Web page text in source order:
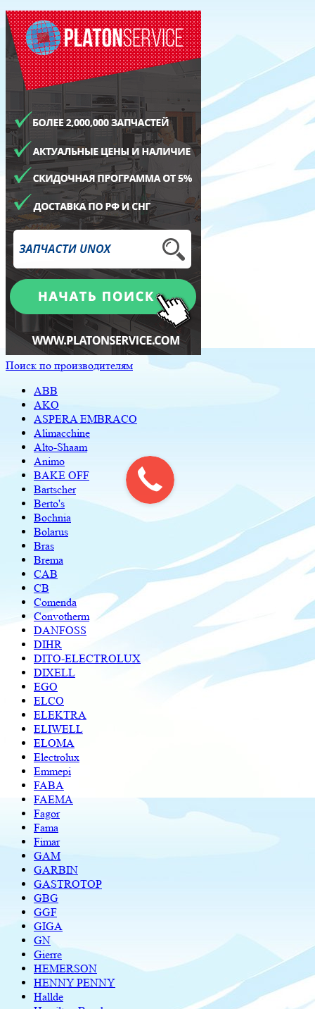
Поиск по производителям
ABB
AKO
ASPERA EMBRACO
Alimacchine
Alto-Shaam
Animo
BAKE OFF
Bartscher
Berto's
Bochnia
Bolarus
Bras
Brema
CAB
CB
Comenda
Convotherm
DANFOSS
DIHR
DITO-ELECTROLUX
DIXELL
EGO
ELCO
ELEKTRA
ELIWELL
ELOMA
Electrolux
Emmepi
FABA
FAEMA
Fagor
Fama
Fimar
GAM
GARBIN
GASTROTOP
GBG
GGF
GIGA
GN
Gierre
HEMERSON
HENNY PENNY
Hallde